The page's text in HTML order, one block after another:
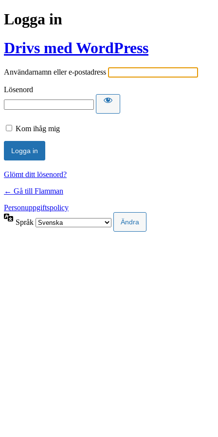
Logga in
Drivs med WordPress
Användarnamn eller e-postadress
Lösenord
Kom ihåg mig
Glömt ditt lösenord?
← Gå till Flamman
Personuppgiftspolicy
Språk